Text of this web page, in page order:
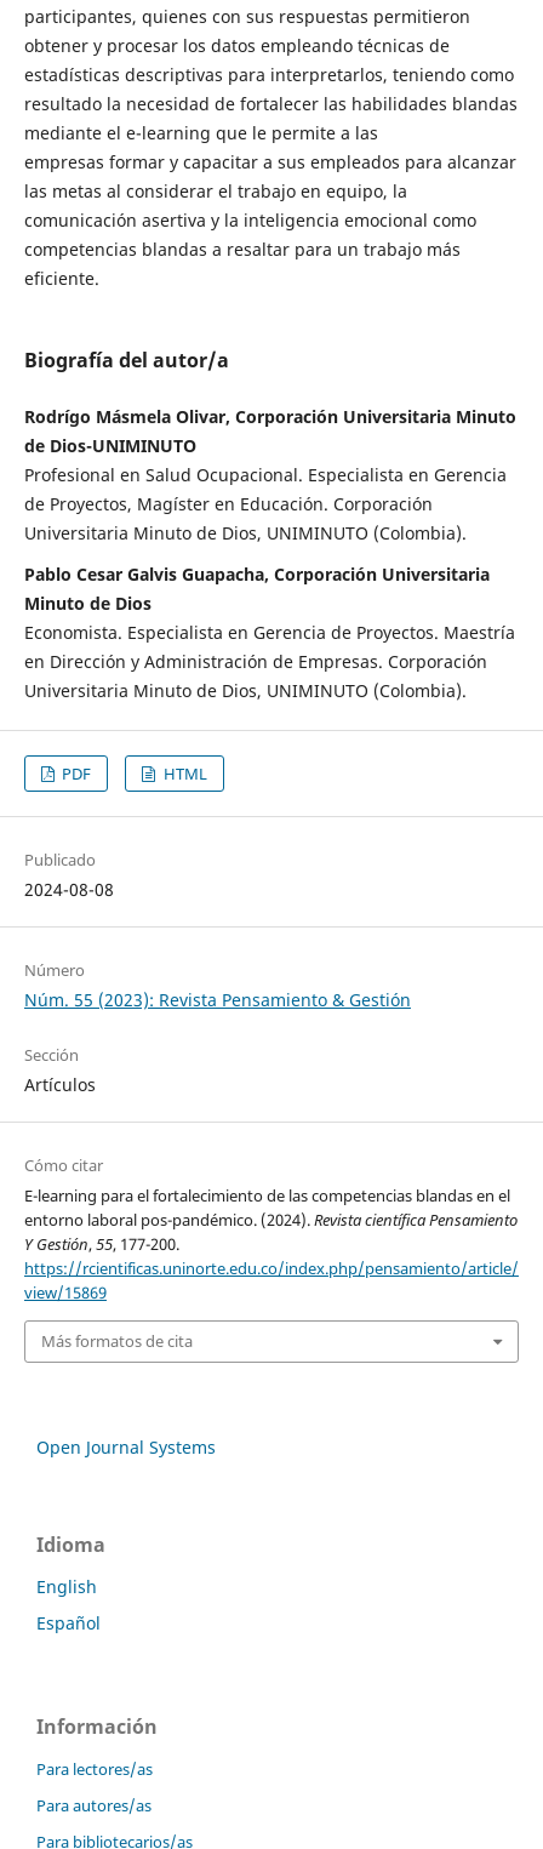
participantes, quienes con sus respuestas permitieron
obtener y procesar los datos empleando técnicas de
estadísticas descriptivas para interpretarlos, teniendo como
resultado la necesidad de fortalecer las habilidades blandas
mediante el e-learning que le permite a las
empresas formar y capacitar a sus empleados para alcanzar
las metas al considerar el trabajo en equipo, la
comunicación asertiva y la inteligencia emocional como
competencias blandas a resaltar para un trabajo más
eficiente.
Biografía del autor/a
Rodrígo Másmela Olivar, Corporación Universitaria Minuto
de Dios-UNIMINUTO
Profesional en Salud Ocupacional. Especialista en Gerencia
de Proyectos, Magíster en Educación. Corporación
Universitaria Minuto de Dios, UNIMINUTO (Colombia).
Pablo Cesar Galvis Guapacha, Corporación Universitaria
Minuto de Dios
Economista. Especialista en Gerencia de Proyectos. Maestría
en Dirección y Administración de Empresas. Corporación
Universitaria Minuto de Dios, UNIMINUTO (Colombia).
PDF HTML
Publicado
2024-08-08
Número
Núm. 55 (2023): Revista Pensamiento & Gestión
Sección
Artículos
Cómo citar
E-learning para el fortalecimiento de las competencias blandas en el
entorno laboral pos-pandémico. (2024).Revista científica Pensamiento
Y Gestión,55, 177-200.
https://rcientificas.uninorte.edu.co/index.php/pensamiento/article/
view/15869
Más formatos de cita
Open Journal Systems
Idioma
English
Español
Información
Para lectores/as
Para autores/as
Para bibliotecarios/as